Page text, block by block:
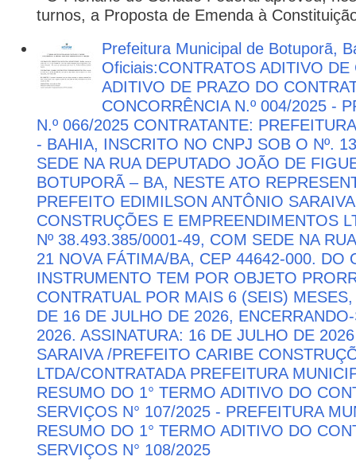
turnos, a Proposta de Emenda à
Prefeitura Municipal de Botuporã,
Oficiais:CONTRATOS ADITIVO DE
ADITIVO DE PRAZO DO
CONCORRÊNCIA N.º 004/2025 -
N.º 066/2025 CONTRATANTE:
- BAHIA, INSCRITO NO CNPJ SOB O Nº.
SEDE NA RUA DEPUTADO JOÃO DE
BOTUPORÃ – BA, NESTE ATO
PREFEITO EDIMILSON ANTÔNIO
CONSTRUÇÕES E EMPREENDIMENTOS
Nº 38.493.385/0001-49, COM SEDE NA
21 NOVA FÁTIMA/BA, CEP 44642-000. DO
INSTRUMENTO TEM POR OBJETO
CONTRATUAL POR MAIS 6 (SEIS)
DE 16 DE JULHO DE 2026,
2026. ASSINATURA: 16 DE JULHO DE
SARAIVA /PREFEITO CARIBE
LTDA/CONTRATADA PREFEITURA
RESUMO DO 1° TERMO ADITIVO DO
SERVIÇOS N° 107/2025 - PREFEITURA
RESUMO DO 1° TERMO ADITIVO DO
SERVIÇOS N° 108/2025